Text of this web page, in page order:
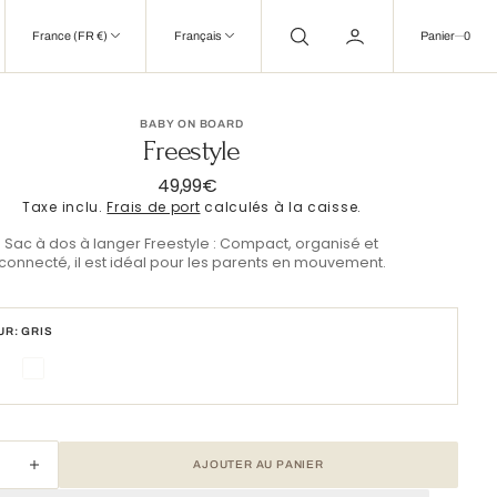
France (FR €) Français Panier 00
BABY ON BOARD
Freestyle
Prix
​​
49,99€
Taxe inclu.Frais de port calculés à la caisse.
Sac à dos à langer Freestyle : Compact, organisé et
connecté, il est idéal pour les parents en mouvement.
GRIS
Augmenter
AJOUTER AU PANIER